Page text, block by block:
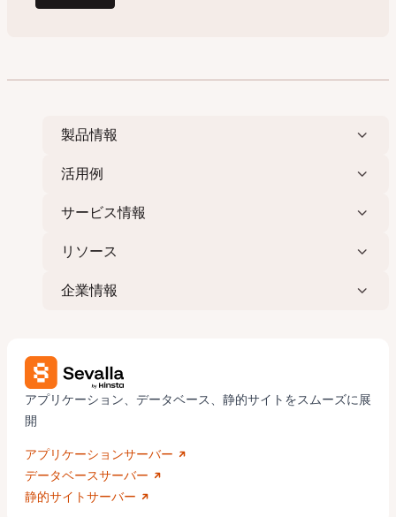
製品情報
活用例
サービス情報
リソース
企業情報
アプリケーション、データベース、静的サイトをスムーズに展
開
アプリケーションサーバー
データベースサーバー
静的サイトサーバー